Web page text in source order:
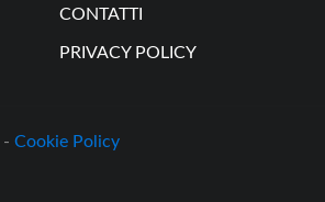
CONTATTI
PRIVACY POLICY
- Cookie Policy